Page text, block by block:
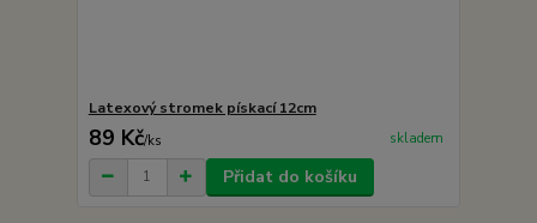
Latexový stromek pískací 12cm
89 Kč/ks skladem
Přidat do košíku